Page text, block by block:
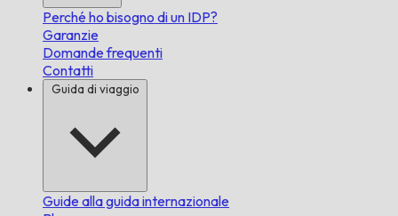
Perché ho bisogno di un IDP?
Garanzie
Domande frequenti
Contatti
Guida di viaggio
Guide alla guida internazionale